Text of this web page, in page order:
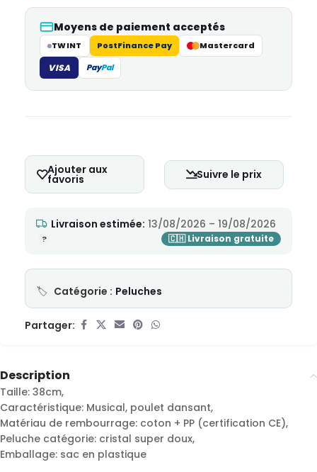
Moyens de paiement acceptés
TWINT PostFinance Pay Mastercard
VISA PayPal
Ajouter aux
favoris Suivre le prix
Livraison estimée: 13/08/2026 – 19/08/2026
Catégorie : Peluches
Partager:
Description
Taille: 38cm,
Caractéristique: Musical, poulet dansant,
Matériau de rembourrage: coton + PP (certification CE),
Peluche catégorie: cristal super doux,
Emballage: sac en plastique